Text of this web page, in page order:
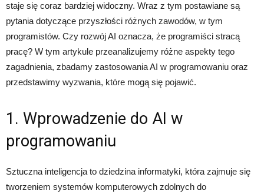
staje się coraz bardziej widoczny. Wraz z tym postawiane są
pytania dotyczące przyszłości różnych zawodów, w tym
programistów. Czy rozwój AI oznacza, że programiści stracą
pracę? W tym artykule przeanalizujemy różne aspekty tego
zagadnienia, zbadamy zastosowania AI w programowaniu oraz
przedstawimy wyzwania, które mogą się pojawić.
1. Wprowadzenie do AI w
programowaniu
Sztuczna inteligencja to dziedzina informatyki, która zajmuje się
tworzeniem systemów komputerowych zdolnych do